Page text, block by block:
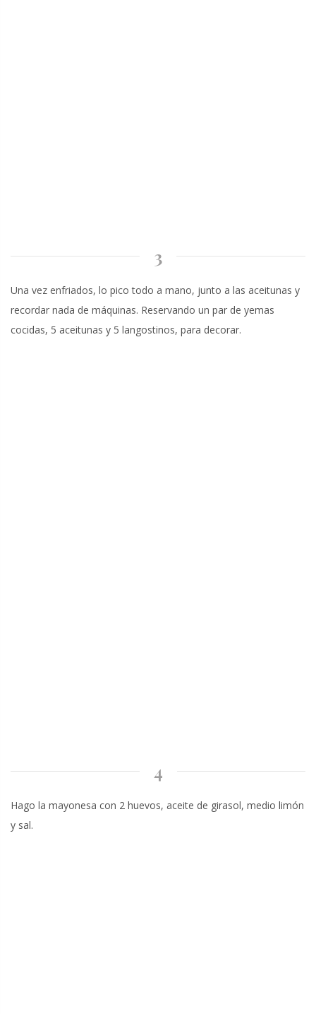
3
Una vez enfriados, lo pico todo a mano, junto a las aceitunas y
recordar nada de máquinas. Reservando un par de yemas
cocidas, 5 aceitunas y 5 langostinos, para decorar.
4
Hago la mayonesa con 2 huevos, aceite de girasol, medio limón
y sal.